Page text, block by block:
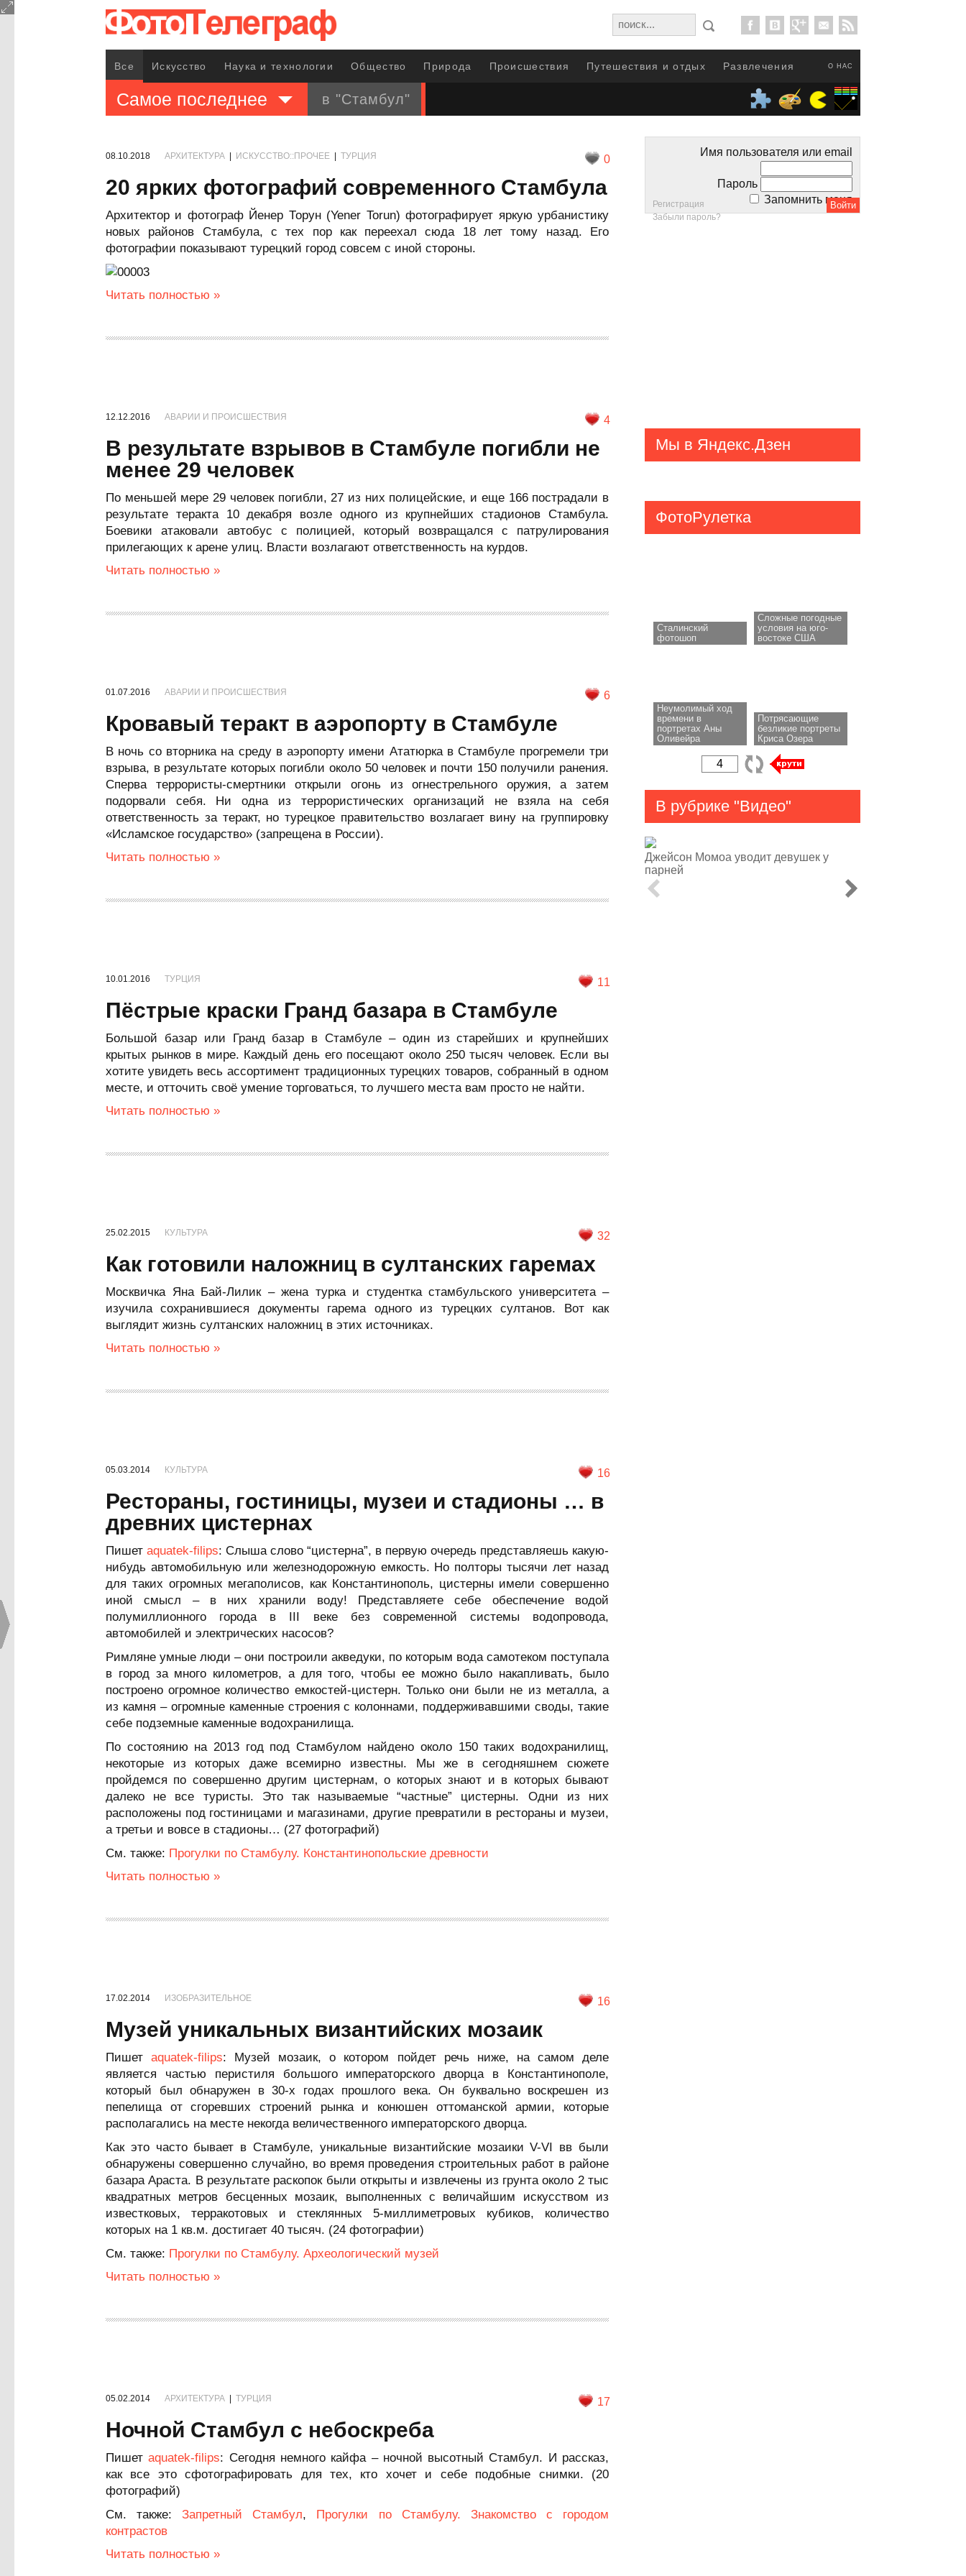
О НАС
Все Искусство Наука и технологии Общество Природа Происшествия Путешествия и отдых Развлечения
Самое последнее в "Стамбул"
08.10.2018 АРХИТЕКТУРА ИСКУССТВО::ПРОЧЕЕ ТУРЦИЯ 0
20 ярких фотографий современного Стамбула
Архитектор и фотограф Йенер Торун (Yener Torun) фотографирует яркую урбанистику
новых районов Стамбула, с тех пор как переехал сюда 18 лет тому назад. Его
фотографии показывают турецкий город совсем с иной стороны.
Читать полностью »
12.12.2016 АВАРИИ И ПРОИСШЕСТВИЯ 4
В результате взрывов в Стамбуле погибли не
менее 29 человек
По меньшей мере 29 человек погибли, 27 из них полицейские, и еще 166 пострадали в
результате теракта 10 декабря возле одного из крупнейших стадионов Стамбула.
Боевики атаковали автобус с полицией, который возвращался с патрулирования
прилегающих к арене улиц. Власти возлагают ответственность на курдов.
Читать полностью »
01.07.2016 АВАРИИ И ПРОИСШЕСТВИЯ 6
Кровавый теракт в аэропорту в Стамбуле
В ночь со вторника на среду в аэропорту имени Ататюрка в Стамбуле прогремели три
взрыва, в результате которых погибли около 50 человек и почти 150 получили ранения.
Сперва террористы-смертники открыли огонь из огнестрельного оружия, а затем
подорвали себя. Ни одна из террористических организаций не взяла на себя
ответственность за теракт, но турецкое правительство возлагает вину на группировку
«Исламское государство» (запрещена в России).
Читать полностью »
10.01.2016 ТУРЦИЯ 11
Пёстрые краски Гранд базара в Стамбуле
Большой базар или Гранд базар в Стамбуле – один из старейших и крупнейших
крытых рынков в мире. Каждый день его посещают около 250 тысяч человек. Если вы
хотите увидеть весь ассортимент традиционных турецких товаров, собранный в одном
месте, и отточить своё умение торговаться, то лучшего места вам просто не найти.
Читать полностью »
25.02.2015 КУЛЬТУРА 32
Как готовили наложниц в султанских гаремах
Москвичка Яна Бай-Лилик – жена турка и студентка стамбульского университета –
изучила сохранившиеся документы гарема одного из турецких султанов. Вот как
выглядит жизнь султанских наложниц в этих источниках.
Читать полностью »
05.03.2014 КУЛЬТУРА 16
Рестораны, гостиницы, музеи и стадионы … в
древних цистернах
Пишет aquatek-filips: Слыша слово “цистерна”, в первую очередь представляешь какую-
нибудь автомобильную или железнодорожную емкость. Но полторы тысячи лет назад
для таких огромных мегаполисов, как Константинополь, цистерны имели совершенно
иной смысл – в них хранили воду! Представляете себе обеспечение водой
полумиллионного города в III веке без современной системы водопровода,
автомобилей и электрических насосов?
Римляне умные люди – они построили акведуки, по которым вода самотеком поступала
в город за много километров, а для того, чтобы ее можно было накапливать, было
построено огромное количество емкостей-цистерн. Только они были не из металла, а
из камня – огромные каменные строения с колоннами, поддерживавшими своды, такие
себе подземные каменные водохранилища.
По состоянию на 2013 год под Стамбулом найдено около 150 таких водохранилищ,
некоторые из которых даже всемирно известны. Мы же в сегодняшнем сюжете
пройдемся по совершенно другим цистернам, о которых знают и в которых бывают
далеко не все туристы. Это так называемые “частные” цистерны. Одни из них
расположены под гостиницами и магазинами, другие превратили в рестораны и музеи,
а третьи и вовсе в стадионы… (27 фотографий)
См. также: Прогулки по Стамбулу. Константинопольские древности
Читать полностью »
17.02.2014 ИЗОБРАЗИТЕЛЬНОЕ 16
Музей уникальных византийских мозаик
Пишетaquatek-filips: Музей мозаик, о котором пойдет речь ниже, на самом деле
является частью перистиля большого императорского дворца в Константинополе,
который был обнаружен в 30-х годах прошлого века. Он буквально воскрешен из
пепелища от сгоревших строений рынка и конюшен оттоманской армии, которые
располагались на месте некогда величественного императорского дворца.
Как это часто бывает в Стамбуле, уникальные византийские мозаики V-VI вв были
обнаружены совершенно случайно, во время проведения строительных работ в районе
базара Араста. В результате раскопок были открыты и извлечены из грунта около 2 тыс
квадратных метров бесценных мозаик, выполненных с величайшим искусством из
известковых, терракотовых и стеклянных 5-миллиметровых кубиков, количество
которых на 1 кв.м. достигает 40 тысяч. (24 фотографии)
См. также: Прогулки по Стамбулу. Археологический музей
Читать полностью »
05.02.2014 АРХИТЕКТУРА ТУРЦИЯ 17
Ночной Стамбул с небоскреба
Пишетaquatek-filips: Сегодня немного кайфа – ночной высотный Стамбул. И рассказ,
как все это сфотографировать для тех, кто хочет и себе подобные снимки. (20
фотографий)
См. также:Запретный Стамбул, Прогулки по Стамбулу. Знакомство с городом
контрастов
Читать полностью »
Имя пользователя или email
Пароль
Запомнить меня
Регистрация
Забыли пароль?
Мы в Яндекс.Дзен
ФотоРулетка
Сталинский
фотошоп
Сложные погодные
условия на юго-
востоке США
Неумолимый ход
времени в
портретах Аны
Оливейра
Потрясающие
безликие портреты
Криса Озера
В рубрике "Видео"
Джейсон Момоа уводит девушек у
парней